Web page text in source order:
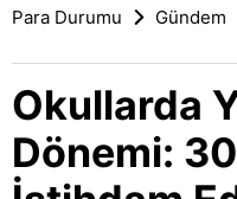
Para Durumu Gündem
Okullarda
Dönemi: